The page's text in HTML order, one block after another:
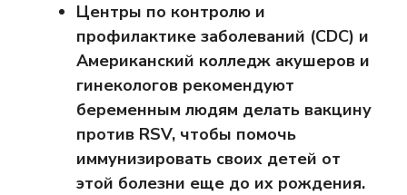
Центры по контролю и
профилактике заболеваний (CDC) и
Американский колледж акушеров и
гинекологов рекомендуют
беременным людям делать вакцину
против RSV, чтобы помочь
иммунизировать своих детей от
этой болезни еще до их рождения.